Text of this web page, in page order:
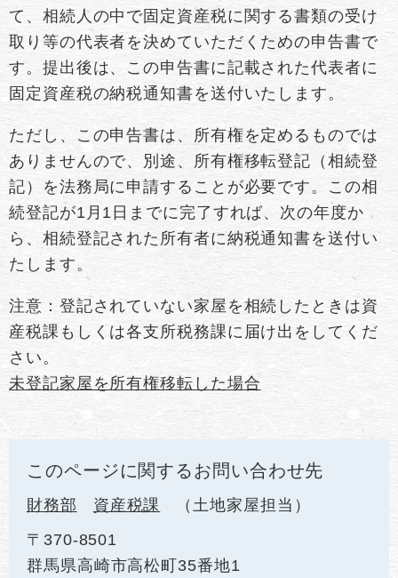
て、相続人の中で固定資産税に関する書類の受け
取り等の代表者を決めていただくための申告書で
す。提出後は、この申告書に記載された代表者に
固定資産税の納税通知書を送付いたします。
ただし、この申告書は、所有権を定めるものでは
ありませんので、別途、所有権移転登記（相続登
記）を法務局に申請することが必要です。この相
続登記が1月1日までに完了すれば、次の年度か
ら、相続登記された所有者に納税通知書を送付い
たします。
注意：登記されていない家屋を相続したときは資
産税課もしくは各支所税務課に届け出をしてくだ
さい。
未登記家屋を所有権移転した場合
このページに関するお問い合わせ先
財務部 資産税課
土地家屋担当
〒370-8501
群馬県高崎市高松町35番地1